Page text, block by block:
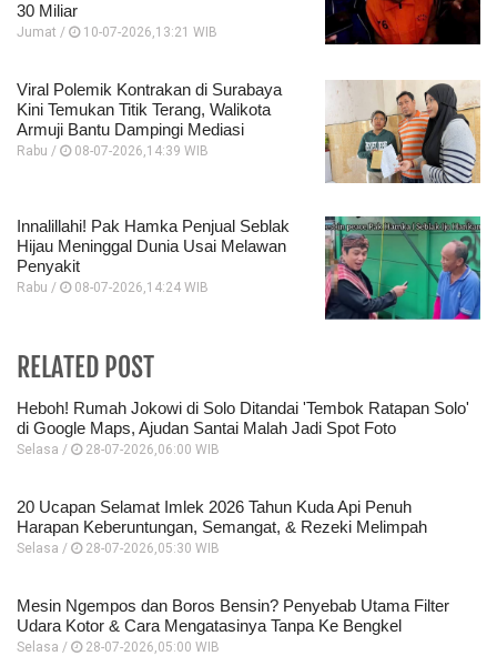
30 Miliar
Jumat / 10-07-2026,13:21 WIB
Viral Polemik Kontrakan di Surabaya
Kini Temukan Titik Terang, Walikota
Armuji Bantu Dampingi Mediasi
Rabu / 08-07-2026,14:39 WIB
Innalillahi! Pak Hamka Penjual Seblak
Hijau Meninggal Dunia Usai Melawan
Penyakit
Rabu / 08-07-2026,14:24 WIB
RELATED POST
Heboh! Rumah Jokowi di Solo Ditandai 'Tembok Ratapan Solo'
di Google Maps, Ajudan Santai Malah Jadi Spot Foto
Selasa / 28-07-2026,06:00 WIB
20 Ucapan Selamat Imlek 2026 Tahun Kuda Api Penuh
Harapan Keberuntungan, Semangat, & Rezeki Melimpah
Selasa / 28-07-2026,05:30 WIB
Mesin Ngempos dan Boros Bensin? Penyebab Utama Filter
Udara Kotor & Cara Mengatasinya Tanpa Ke Bengkel
Selasa / 28-07-2026,05:00 WIB